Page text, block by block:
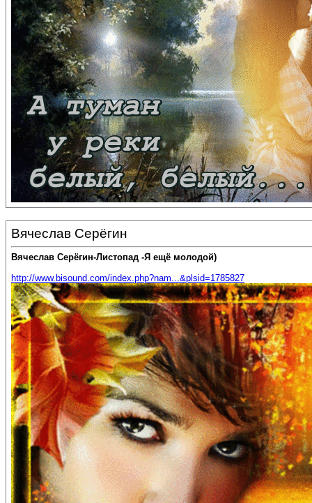
Вячеслав Серёгин
Вячеслав Серёгин-Листопад -Я ещё молодой)
http://www.bisound.com/index.php?nam...&plsid=1785827